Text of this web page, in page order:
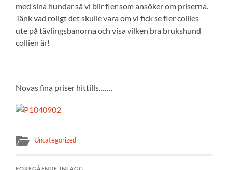
med sina hundar så vi blir fler som ansöker om priserna.
Tänk vad roligt det skulle vara om vi fick se fler collies
ute på tävlingsbanorna och visa vilken bra brukshund
collien är!
Novas fina priser hittills…….
Uncategorized